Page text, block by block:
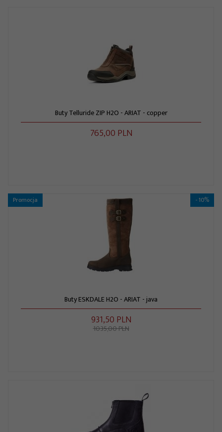
Buty Telluride ZIP H2O - ARIAT - copper
765,00 PLN
Promocja - 10%
Buty ESKDALE H2O - ARIAT - java
931,50 PLN
1035,00 PLN